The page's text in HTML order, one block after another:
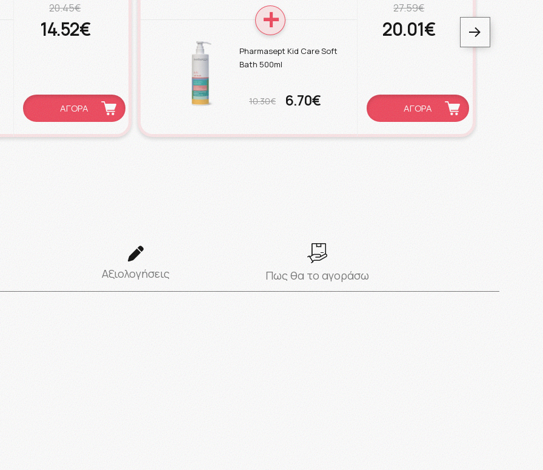
20.45€
14.52€
ΑΓΟΡΑ
Pharmasept Kid Care Soft
Bath 500ml
10.30€ 6.70€
27.59€
20.01€
ΑΓΟΡΑ
Αξιολογήσεις Πως θα το αγοράσω